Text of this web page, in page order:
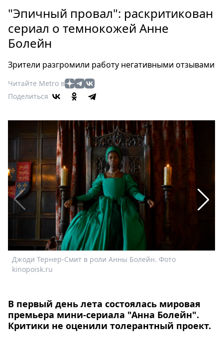
Россия
Мир
Здоровье
Туризм
Мода
Театр
Афиша
Книги
Выставки
Пресс-
релизы
О
Metro
Стримы
Спецпроекты
Звезды
Выборы
2026
"Эпичный провал": раскритикован
сериал о темнокожей Анне
Болейн
Зрители разгромили работу негативными отзывами
Читайте Metro в
Поделиться
Джоди Тернер-Смит в роли Анны Болейн. Фото
kinopoisk.ru
В первый день лета состоялась мировая
премьера мини-сериала "Анна Болейн".
Критики не оценили толерантный проект.